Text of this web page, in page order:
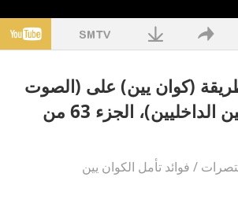
(كوان يين) على (الصوت
والنور السماويين الداخليين)، الجزء 63 من
/ فوائد تأمل الكوان يين